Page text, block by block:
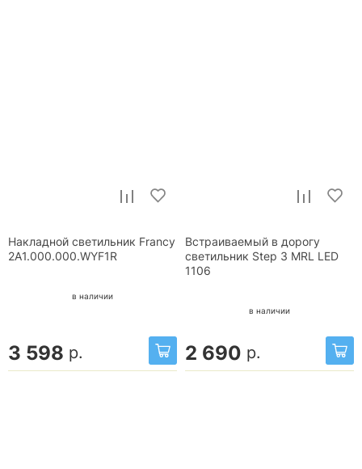
Накладной светильник Francy
2A1.000.000.WYF1R
в наличии
3 598 р.
Встраиваемый в дорогу
светильник Step 3 MRL LED
1106
в наличии
2 690 р.